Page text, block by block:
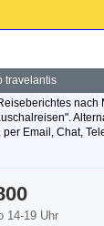
travelantis
Email, Chat,
14-19 Uhr